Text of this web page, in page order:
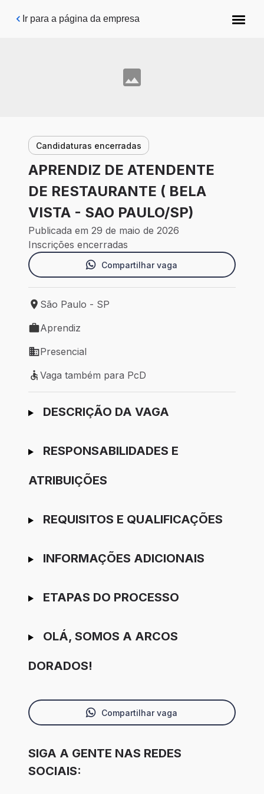
Pular para o conteúdo principal
Ir para a página da empresa
Candidaturas encerradas
APRENDIZ DE ATENDENTE
DE RESTAURANTE ( BELA
VISTA - SAO PAULO/SP)
Publicada em 29 de maio de 2026
Inscrições encerradas
Compartilhar vaga
Local de trabalho: São Paulo - SP
São Paulo - SP
Tipo de vaga: Aprendiz
Aprendiz
Modelo de trabalho: Presencial
Presencial
Vaga também para PcD
Vaga também para PcD
Ir para candidatura
DESCRIÇÃO DA VAGA
RESPONSABILIDADES E
ATRIBUIÇÕES
REQUISITOS E QUALIFICAÇÕES
INFORMAÇÕES ADICIONAIS
ETAPAS DO PROCESSO
OLÁ, SOMOS A ARCOS
DORADOS!
Compartilhar vaga
SIGA A GENTE NAS REDES
SOCIAIS: